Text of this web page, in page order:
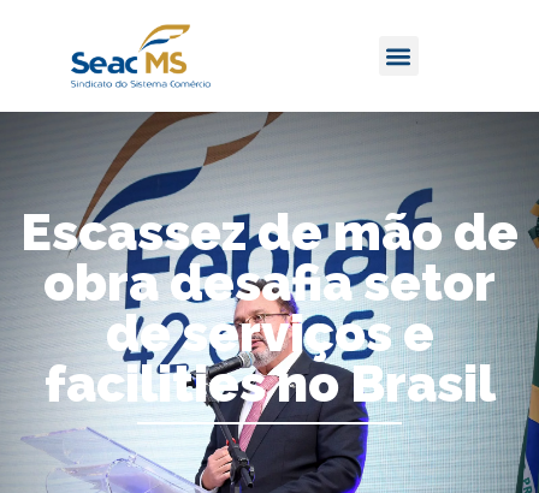
Escassez de mão de
obra desafia setor
de serviços e
facilities no Brasil